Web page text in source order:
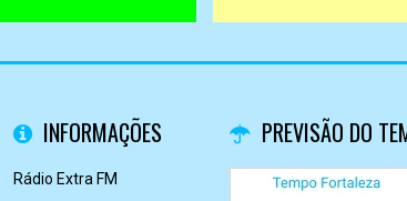
INFORMAÇÕES
Rádio Extra FM
PREVISÃO DO